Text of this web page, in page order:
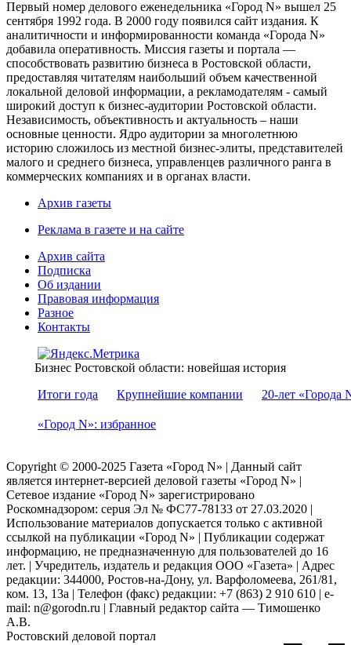
Первый номер делового еженедельника «Город N» вышел 25
сентября 1992 года. В 2000 году появился сайт издания. К
аналитичности и информированности команда «Города N»
добавила оперативность. Миссия газеты и портала —
способствовать развитию бизнеса в Ростовской области,
предоставляя читателям наибольший объем качественной
локальной деловой информации, а рекламодателям - самый
широкий доступ к бизнес-аудитории Ростовской области.
Независимость, объективность и актуальность – наши
основные ценности. Ядро аудитории за многолетнюю
историю сложилось из местной бизнес-элиты, представителей
малого и среднего бизнеса, управленцев различного ранга в
коммерческих компаниях и в органах власти.
Архив газеты
Реклама в газете и на сайте
Архив сайта
Подписка
Об издании
Правовая информация
Разное
Контакты
Бизнес Ростовской области: новейшая история
Итоги года
Крупнейшие компании 20-лет «Города
«Город N»: избранное
Copyright © 2000-2025 Газета «Город N» | Данный сайт
является интернет-версией деловой газеты «Город N» |
Сетевое издание «Город N» зарегистрировано
Роскомнадзором: серuя Эл № ФС77-78133 от 27.03.2020 |
Использование материалов допускается только с активной
ссылкой на публикации «Город N» | Публикации содержат
информацию, не предназначенную для пользователей до 16
лет. | Учредитель, издатель и редакция ООО «Газета» | Адрес
редакции: 344000, Ростов-на-Дону, ул. Варфоломеева, 261/81,
ком. 13, 13а | Телефон (факс) редакции: +7 (863) 2 910 610 | e-
mail: n@gorodn.ru | Главный редактор сайта — Тимошенко
А.В.
Ростовский деловой портал